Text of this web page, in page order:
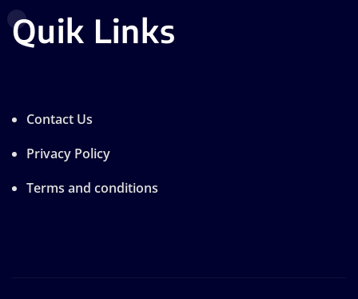
Quik Links
Contact Us
Privacy Policy
Terms and conditions